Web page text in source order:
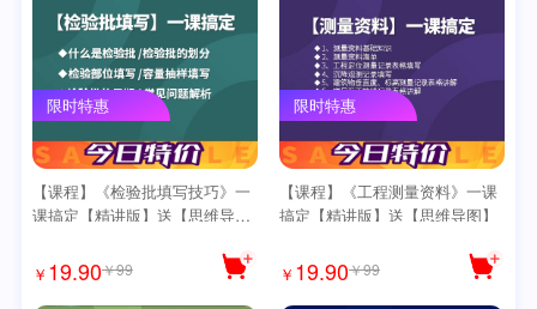
限时特惠
【课程】《检验批填写技巧》一
课搞定【精讲版】送【思维导
￥ 19.90￥99
限时特惠
【课程】《工程测量资料》一课
搞定【精讲版】送【思维导图】
￥ 19.90￥99